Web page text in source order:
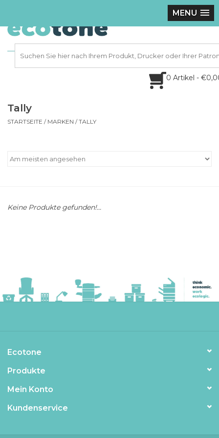
MENU
0 Artikel -
Tally
STARTSEITE / MARKEN /TALLY
Keine Produkte gefunden!...
Ecotone
Produkte
Mein Konto
Kundenservice